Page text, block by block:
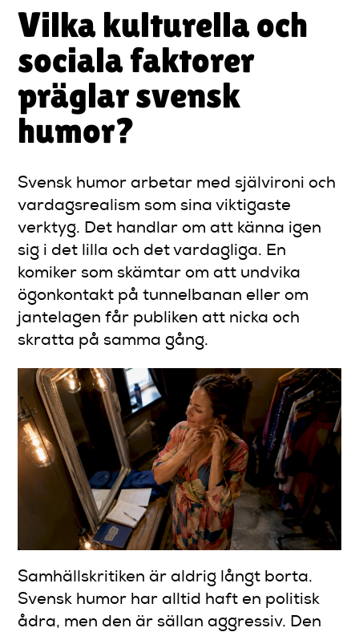
Vilka kulturella och
sociala faktorer
präglar svensk
humor?
Svensk humor arbetar med självironi och
vardagsrealism som sina viktigaste
verktyg. Det handlar om att känna igen
sig i det lilla och det vardagliga. En
komiker som skämtar om att undvika
ögonkontakt på tunnelbanan eller om
jantelagen får publiken att nicka och
skratta på samma gång.
Samhällskritiken är aldrig långt borta.
Svensk humor har alltid haft en politisk
ådra, men den är sällan aggressiv. Den